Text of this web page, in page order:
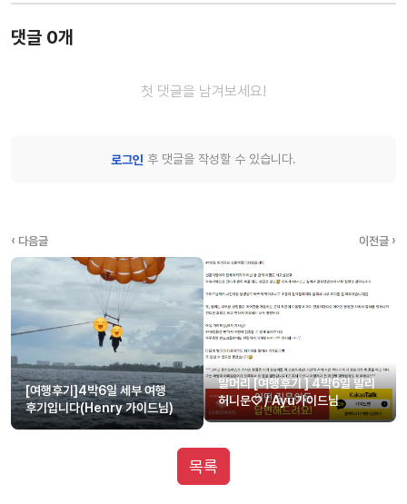
댓글 0개
첫 댓글을 남겨보세요!
로그인 후 댓글을 작성할 수 있습니다.
‹ 다음글
[여행후기]4박6일 세부 여행
후기입니다(Henry 가이드님)
이전글 ›
말머리 [여행후기 ] 4박6일 발리
허니문♡ / Ayu가이드님
목록